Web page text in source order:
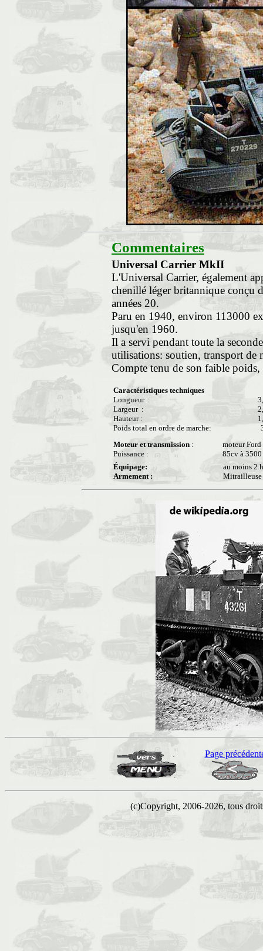
Commentaires
Universal Carrier MkII
L'Universal Carrier, également
chenillé léger britannique conçu
années 20.
Paru en 1940, environ 113000
jusqu'en 1960.
Il a servi pendant toute la
utilisations: soutien, transport de
Compte tenu de son faible
Caractéristiques techniques
Longueur :
Largeur :
Hauteur :
Poids total en ordre de marche:
Moteur et transmission :
Puissance :
moteur Ford
85cv à
Équipage:
Armement :
au moins 2
Mitrailleuse
Page
(c)Copyright, 2006-2026, tous